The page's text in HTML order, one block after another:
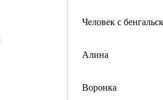
Человек с
Алина
Воронка